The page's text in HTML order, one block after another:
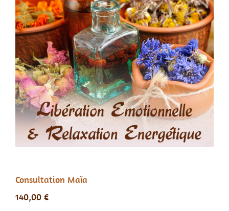
Consultation Maïa
140,00 €